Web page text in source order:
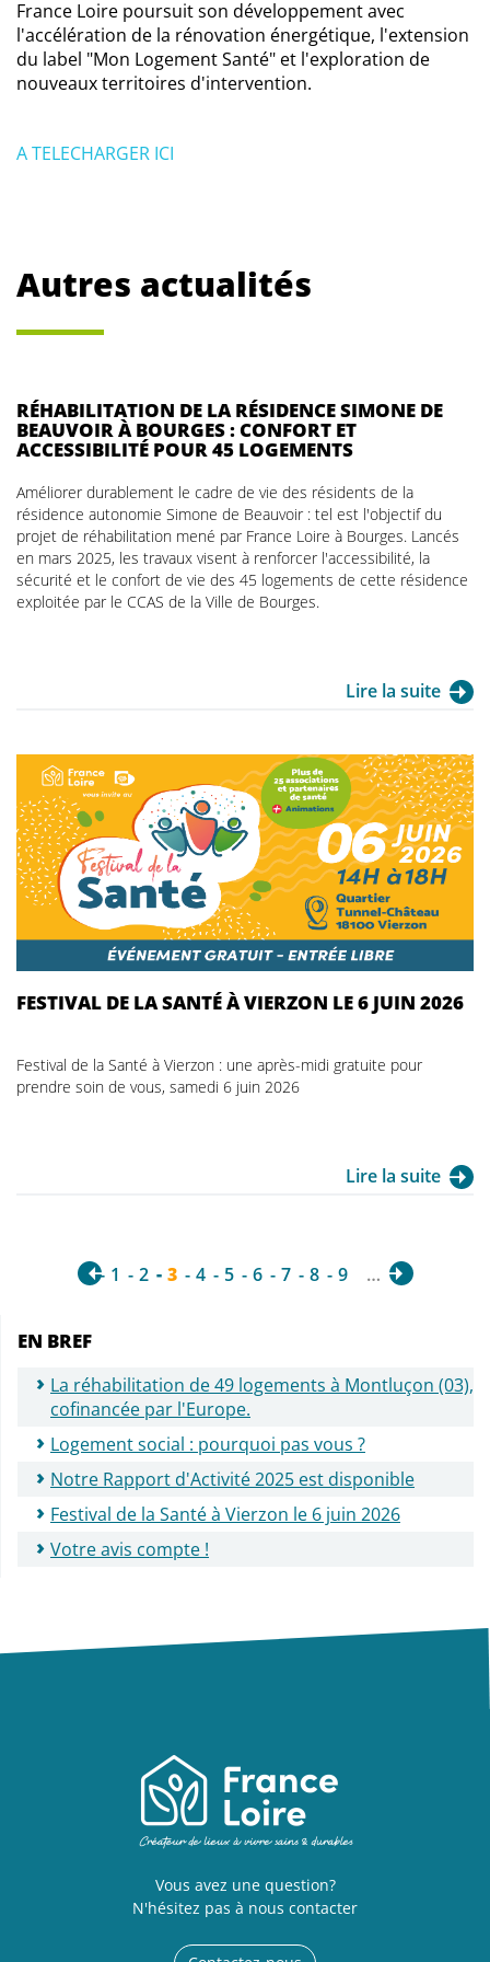
France Loire poursuit son développement avec
l'accélération de la rénovation énergétique, l'extension
du label "Mon Logement Santé" et l'exploration de
nouveaux territoires d'intervention.
A TELECHARGER ICI
Autres actualités
RÉHABILITATION DE LA RÉSIDENCE SIMONE DE
BEAUVOIR À BOURGES : CONFORT ET
ACCESSIBILITÉ POUR 45 LOGEMENTS
Améliorer durablement le cadre de vie des résidents de la
résidence autonomie Simone de Beauvoir : tel est l'objectif du
projet de réhabilitation mené par France Loire à Bourges. Lancés
en mars 2025, les travaux visent à renforcer l'accessibilité, la
sécurité et le confort de vie des 45 logements de cette résidence
exploitée par le CCAS de la Ville de Bourges.
Lire la suite
FESTIVAL DE LA SANTÉ À VIERZON LE 6 JUIN 2026
Festival de la Santé à Vierzon : une après-midi gratuite pour
prendre soin de vous, samedi 6 juin 2026
Lire la suite
1 2 3 4 5 6 7 8 9 …
EN BREF
La réhabilitation de 49 logements à Montluçon (03),
cofinancée par l'Europe.
Logement social : pourquoi pas vous ?
Notre Rapport d'Activité 2025 est disponible
Festival de la Santé à Vierzon le 6 juin 2026
Votre avis compte !
Vous avez une question?
N'hésitez pas à nous contacter